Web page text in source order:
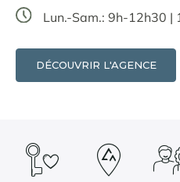
Lun.-Sam.: 9h-12h30 |
DÉCOUVRIR L'AGENCE